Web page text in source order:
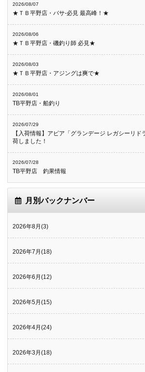
2026/08/07
★ＴＢ平野店・バサ-必見 最高峰！★
2026/08/06
★ＴＢ平野店・磯釣り師 必見★
2026/08/03
★ＴＢ平野店・アジングは爽で★
2026/08/01
TB平野店・船釣り
2026/07/29
【入荷情報】アピア「グランデージ レガシーリド
荷しました！
2026/07/28
TB平野店 釣果情報
月別バックナンバー
2026年8月(3)
2026年7月(18)
2026年6月(12)
2026年5月(15)
2026年4月(24)
2026年3月(18)